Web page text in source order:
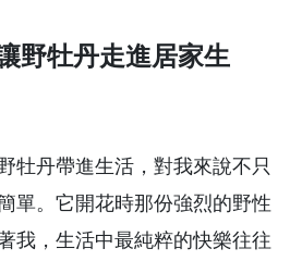
野牡丹走進居家生
牡丹帶進生活，對我來說不只
單。它開花時那份強烈的野性
我，生活中最純粹的快樂往往